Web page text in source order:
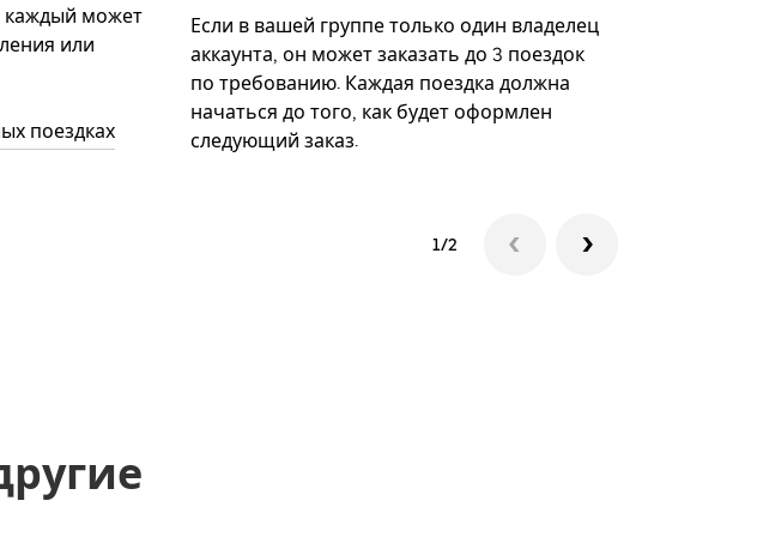
каждый может
или
поездках
Если в вашей группе только один владелец
аккаунта, он может заказать до 3 поездок
по требованию. Каждая поездка должна
начаться до того, как будет оформлен
следующий заказ.
1/2